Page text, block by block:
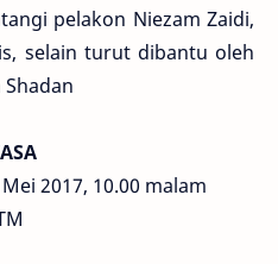
pelakon Niezam Zaidi,
selain turut dibantu oleh
2017, 10.00 malam